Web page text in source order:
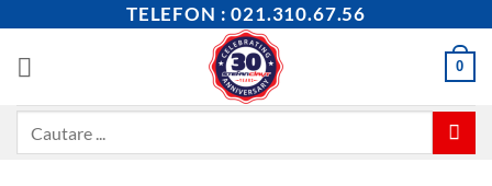
content
TELEFON : 021.310.67.56
0